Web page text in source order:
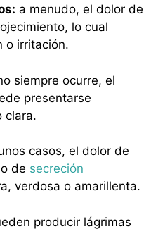
a menudo, el dolor de
lo cual
o irritación.
siempre ocurre, el
presentarse
clara.
casos, el dolor de
de secreción
verdosa o amarillenta.
producir lágrimas